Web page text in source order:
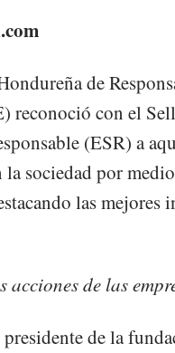
de
reconoció con el
(ESR) a
sociedad por
las mejores
acciones de las
de la